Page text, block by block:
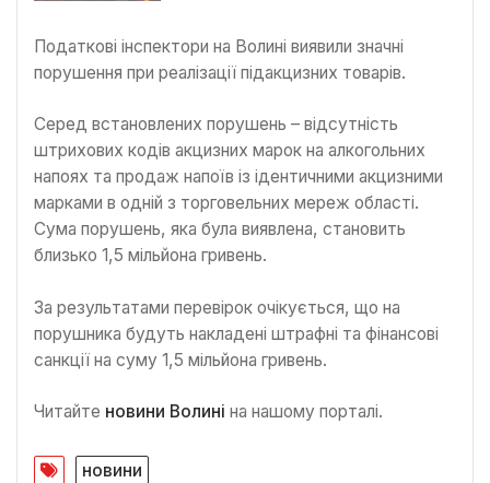
Податкові інспектори на Волині виявили значні
порушення при реалізації підакцизних товарів.
Серед встановлених порушень – відсутність
штрихових кодів акцизних марок на алкогольних
напоях та продаж напоїв із ідентичними акцизними
марками в одній з торговельних мереж області.
Сума порушень, яка була виявлена, становить
близько 1,5 мільйона гривень.
За результатами перевірок очікується, що на
порушника будуть накладені штрафні та фінансові
санкції на суму 1,5 мільйона гривень.
Читайте новини Волині на нашому порталі.
новини